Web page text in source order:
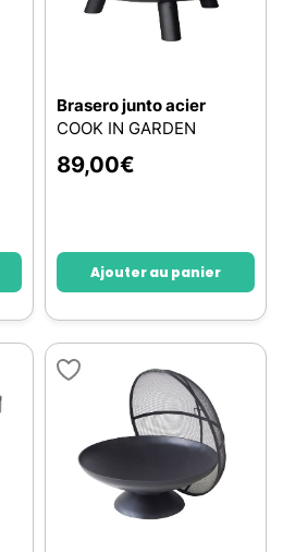
Brasero junto acier
COOK IN GARDEN
89,00€
Ajouter au panier